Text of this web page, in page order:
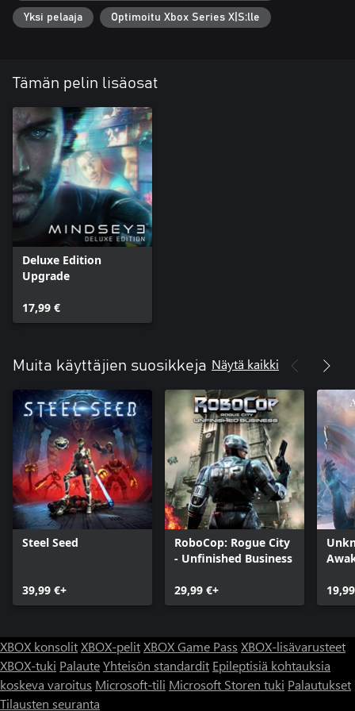
Yksi pelaaja Optimoitu Xbox Series X|S:lle
Tämän pelin lisäosat
Deluxe Edition
Upgrade
17,99 €
Muita käyttäjien suosikkeja Näytä kaikki
Steel Seed
39,99 €+
RoboCop: Rogue City
- Unfinished Business
29,99 €+
XBOX konsolitXBOX-pelitXBOX Game Pass XBOX-lisävarusteet
XBOX-tuki PalauteYhteisön standardit Epileptisiä kohtauksia
koskeva varoitus Microsoft-tili Microsoft Storen tuki Palautukset
Tilausten seuranta